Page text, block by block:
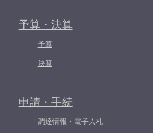
予算・決算
予算
決算
申請・手続
調達情報・電子入札